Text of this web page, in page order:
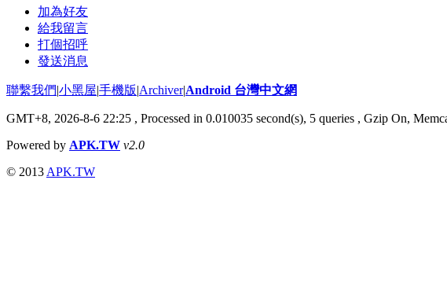
加為好友
給我留言
打個招呼
發送消息
聯繫我們|小黑屋|手機版|Archiver|Android 台灣中文網
GMT+8, 2026-8-6 22:25 , Processed in 0.010035 second(s), 5 queries , Gzip On,
Powered by APK.TW v2.0
© 2013 APK.TW